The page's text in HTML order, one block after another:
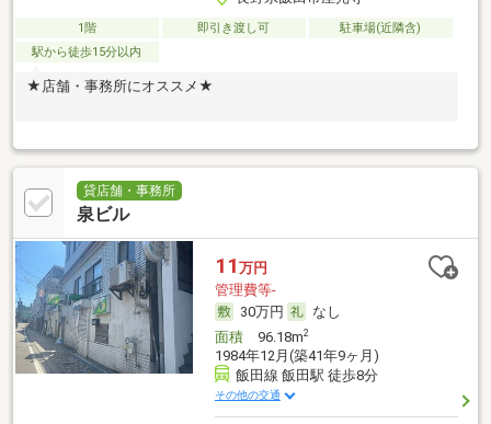
1階 即引き渡し可
駐車場(近隣含)
駅から徒歩15分以内
★店舗・事務所にオススメ★
貸店舗・事務所
泉ビル
11 万円
管理費等-
30万円
なし
面積96.18m2
1984年12月(築41年9ヶ月)
飯田線 飯田駅 徒歩8分
その他の交通